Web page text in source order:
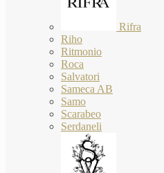
Rifra
Riho
Ritmonio
Roca
Salvatori
Sameca AB
Samo
Scarabeo
Serdaneli